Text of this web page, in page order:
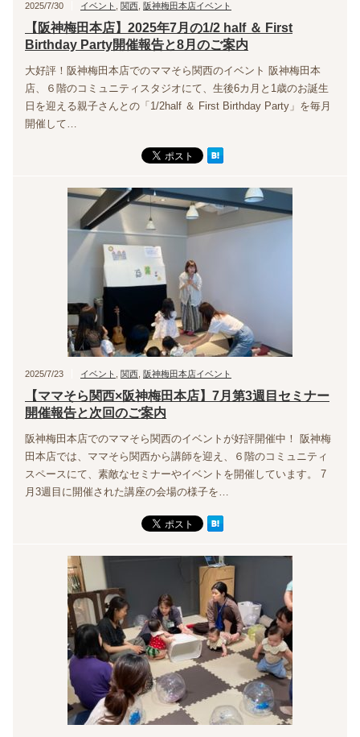
2025/7/30 イベント 関西 阪神梅田本店イベント
【阪神梅田本店】2025年7月の1/2 half ＆ First
Birthday Party開催報告と8月のご案内
大好評！阪神梅田本店でのママそら関西のイベント 阪神梅田本
店、６階のコミュニティスタジオにて、生後6カ月と1歳のお誕生
日を迎える親子さんとの「1/2half ＆ First Birthday Party」を毎月
開催して…
2025/7/23 イベント 関西 阪神梅田本店イベント
【ママそら関西×阪神梅田本店】7月第3週目セミナー
開催報告と次回のご案内
阪神梅田本店でのママそら関西のイベントが好評開催中！ 阪神梅
田本店では、ママそら関西から講師を迎え、６階のコミュニティ
スペースにて、素敵なセミナーやイベントを開催しています。 7
月3週目に開催された講座の会場の様子を…